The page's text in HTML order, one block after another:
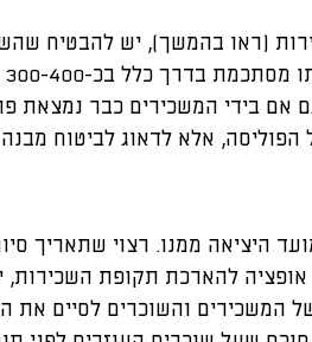
(ראו בהמשך), יש להבטיח
אם בידי המשכירים כבר נמצאת
אלא לדאוג לביטוח
היציאה ממנו. רצוי שתאריך
בבוקר). אם קיימת אופציה להארכת תקופת
המשכירים והשוכרים לסיים את